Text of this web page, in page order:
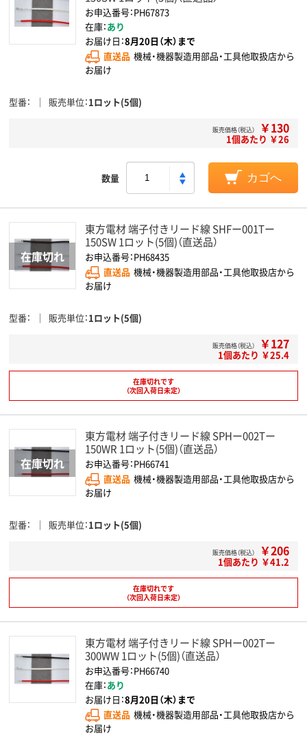
お申込番号：PH67873
在庫：あり
お届け日：8月20日（木）まで
直送品 機械・機器製造用部品・工具他取扱店から
お届け
型番 販売単位 1ロット(5個)
販売価格（税込） ￥130
1個あたり ￥26
数量 カゴへ
東方電材 端子付きリード線 SHFー001Tー
150SW 1ロット(5個)（直送品）
お申込番号：PH68435
直送品 機械・機器製造用部品・工具他取扱店から
お届け
型番 販売単位 1ロット(5個)
販売価格（税込） ￥127
1個あたり ￥25.4
在庫切れです
（次回入荷日未定）
東方電材 端子付きリード線 SPHー002Tー
150WR 1ロット(5個)（直送品）
お申込番号：PH66741
直送品 機械・機器製造用部品・工具他取扱店から
お届け
型番 販売単位 1ロット(5個)
販売価格（税込） ￥206
1個あたり ￥41.2
在庫切れです
（次回入荷日未定）
東方電材 端子付きリード線 SPHー002Tー
300WW 1ロット(5個)（直送品）
お申込番号：PH66740
在庫：あり
お届け日：8月20日（木）まで
直送品 機械・機器製造用部品・工具他取扱店から
お届け